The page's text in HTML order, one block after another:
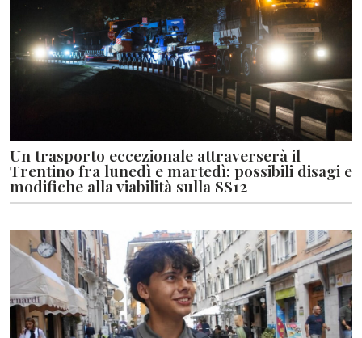
Un trasporto eccezionale attraverserà il
Trentino fra lunedì e martedì: possibili disagi e
modifiche alla viabilità sulla SS12